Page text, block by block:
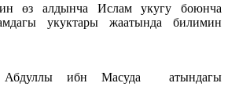
өз алдынча Ислам укугу боюнча
укуктары жаатында билимин
Абдуллы ибн Масуда атындагы